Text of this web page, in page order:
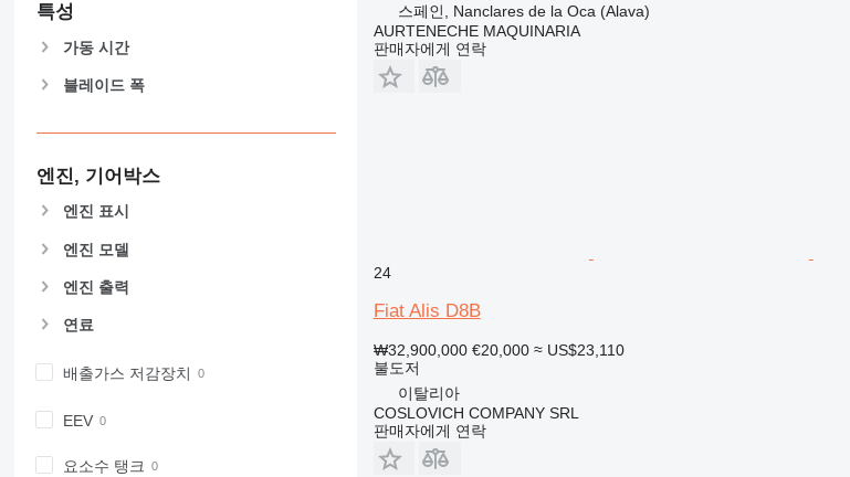
특성
가동 시간
블레이드 폭
엔진, 기어박스
엔진 표시
엔진 모델
엔진 출력
연료
배출가스 저감장치
EEV
요소수 탱크
스페인, Nanclares de la Oca (Alava)
AURTENECHE MAQUINARIA
판매자에게 연락
24
Fiat Alis D8B
₩32,900,000 €20,000 ≈ US$23,110
불도저
이탈리아
COSLOVICH COMPANY SRL
판매자에게 연락